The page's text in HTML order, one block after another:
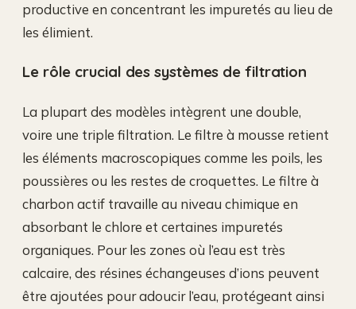
productive en concentrant les impuretés au lieu de
les élimient.
Le rôle crucial des systèmes de filtration
La plupart des modèles intègrent une double,
voire une triple filtration. Le filtre à mousse retient
les éléments macroscopiques comme les poils, les
poussières ou les restes de croquettes. Le filtre à
charbon actif travaille au niveau chimique en
absorbant le chlore et certaines impuretés
organiques. Pour les zones où l’eau est très
calcaire, des résines échangeuses d’ions peuvent
être ajoutées pour adoucir l’eau, protégeant ainsi